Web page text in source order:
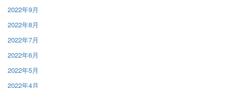
2022年9月
2022年8月
2022年7月
2022年6月
2022年5月
2022年4月